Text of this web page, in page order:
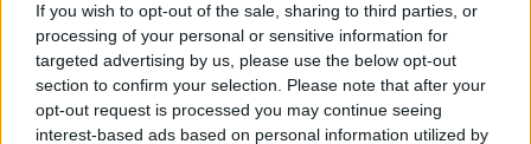
If you wish to opt-out of the sale, sharing to third parties, or
processing of your personal or sensitive information for
targeted advertising by us, please use the below opt-out
section to confirm your selection. Please note that after your
opt-out request is processed you may continue seeing
interest-based ads based on personal information utilized by
musimy używać przesadnej ilości
decybeli aby uzyskać żądany poziom
euforii?